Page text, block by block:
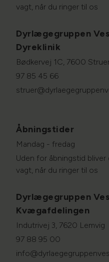
vagt, når du ringer til os
Dyrlægegruppen
Dyreklinik
Bødkervej 1C, 7600
97 85 45 66
Åbningstider
Mandag - fredag
Uden for åbningstid
vagt, når du ringer til os
Dyrlægegruppen
Kvægafdelingen
Indutrivej 3, 7620 Lemvig
97 88 95 00